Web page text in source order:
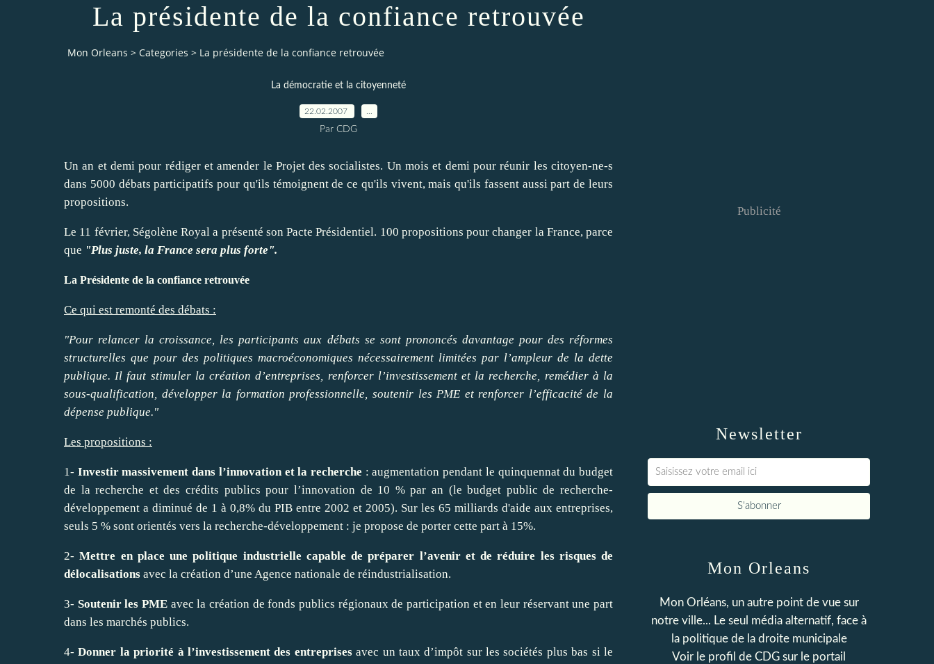
La présidente de la confiance retrouvée
Mon Orleans > Categories > La présidente de la confiance retrouvée
La démocratie et la citoyenneté
22.02.2007
Par CDG
Un an et demi pour rédiger et amender le Projet des socialistes. Un mois et demi pour réunir les citoyen-ne-s
dans 5000 débats participatifs pour qu'ils témoignent de ce qu'ils vivent, mais qu'ils fassent aussi part de leurs
propositions.
Le 11 février, Ségolène Royal a présenté son Pacte Présidentiel. 100 propositions pour changer la France, parce
que "Plus juste, la France sera plus forte".
La Présidente de la confiance retrouvée
Ce qui est remonté des débats :
"Pour relancer la croissance, les participants aux débats se sont prononcés davantage pour des réformes
structurelles que pour des politiques macroéconomiques nécessairement limitées par l’ampleur de la dette
publique. Il faut stimuler la création d’entreprises, renforcer l’investissement et la recherche, remédier à la
sous-qualification, développer la formation professionnelle, soutenir les PME et renforcer l’efficacité de la
dépense publique."
Les propositions :
1- Investir massivement dans l’innovation et la recherche : augmentation pendant le quinquennat du budget
de la recherche et des crédits publics pour l’innovation de 10 % par an (le budget public de recherche-
développement a diminué de 1 à 0,8% du PIB entre 2002 et 2005). Sur les 65 milliards d'aide aux entreprises,
seuls 5 % sont orientés vers la recherche-développement : je propose de porter cette part à 15%.
2-Mettre en place une politique industrielle capable de préparer l’avenir et de réduire les risques de
délocalisations avec la création d’une Agence nationale de réindustrialisation.
3- Soutenir les PME avec la création de fonds publics régionaux de participation et en leur réservant une part
dans les marchés publics.
4-Donner la priorité à l’investissement des entreprisesavec un taux d’impôt sur les sociétés plus bas si le
Newsletter
Publicité
Mon Orleans
Mon Orléans, un autre point de vue sur
notre ville... Le seul média alternatif, face à
la politique de la droite municipale
Voir le profil de CDG sur le portail